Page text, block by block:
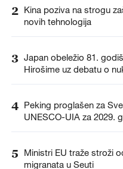
2 Kina poziva na strogu
novih tehnologija
3 Japan obeležio 81.
Hirošime uz debatu o
4 Peking proglašen za
UNESCO-UIA za 2029.
5
Ministri EU traže stroži
migranata u Seuti